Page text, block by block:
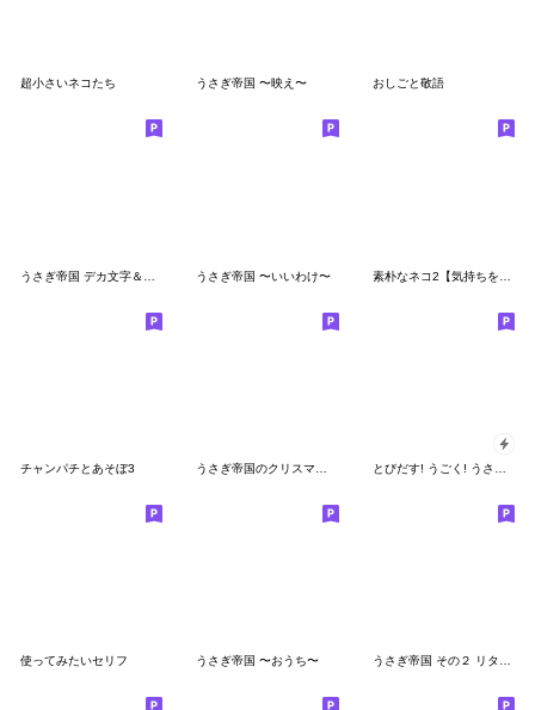
超小さいネコたち うさぎ帝国 〜映え〜 おしごと敬語
うさぎ帝国 〜いいわけ〜
チャンパチとあそぼ3
使ってみたいセリフ うさぎ帝国 〜おうち〜 うさぎ帝国 その２ リターンズ